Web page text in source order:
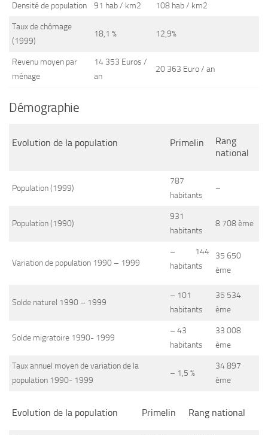
Densité de population 91 hab / km2 108 hab / km2
Taux de chômage
(1999)
18,1 % 12,9%
Revenu moyen par
ménage
14 353 Euros /
an
20 363 Euro / an
Démographie
Evolution de la population Primelin
Rang
national
Population (1999)
787
habitants
–
Population (1990)
931
habitants
8 708 ème
Variation de population 1990 – 1999
– 144
habitants
35 650
ème
Solde naturel 1990 – 1999
– 101
habitants
35 534
ème
Solde migratoire 1990- 1999
– 43
habitants
33 008
ème
Taux annuel moyen de variation de la
population 1990- 1999
– 1,5 %
34 897
ème
Evolution de la population Primelin Rang national